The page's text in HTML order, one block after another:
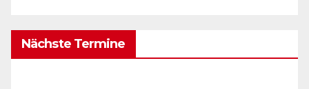
Nächste Termine